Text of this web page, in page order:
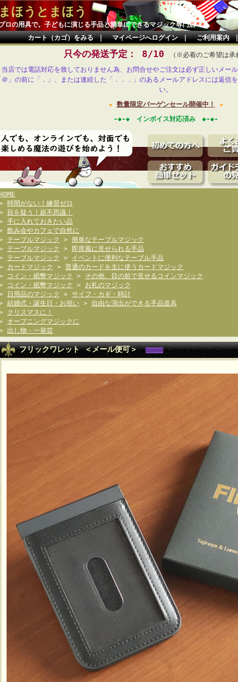
まほうとまほう
ロの用具で。子どもに演じる手品と簡単にできるマジック専門店
カート（カゴ）をみる｜ マイページへログイン｜ ご利用案内
只今の発送予定： 8/10
（※必着のご希望は承
当店では電話対応を致しておりません為、お問合せやご注文は必ず正しいメー
＠」の前に「．」、または連続した「．．．」のあるメールアドレスには返信
い。
★ 数量限定バーゲンセール開催中！
★
-◆-◆ インボイス対応済み ◆-◆-
HOME
時間がない！練習ゼロ
目を疑う！超不思議！
手に入れておきたい品
飲み会やカフェで自然に
テーブルマジック > 簡単なテーブルマジック
テーブルマジック > 即席風に見せられる手品
テーブルマジック > イベントに便利なテーブル手品
カードマジック > 普通のカードを主に使うカードマジック
コイン・紙幣マジック > その他、目の前で見せるコインマジック
コイン・紙幣マジック > お札のマジック
日用品のマジック > サイフ・カギ・時計
結婚式・誕生日・お祝い > 自由な演出ができる手品道具
クリスマスに！
オープニングマジックに
出し物・一発芸
フリックワレット ＜メール便可＞